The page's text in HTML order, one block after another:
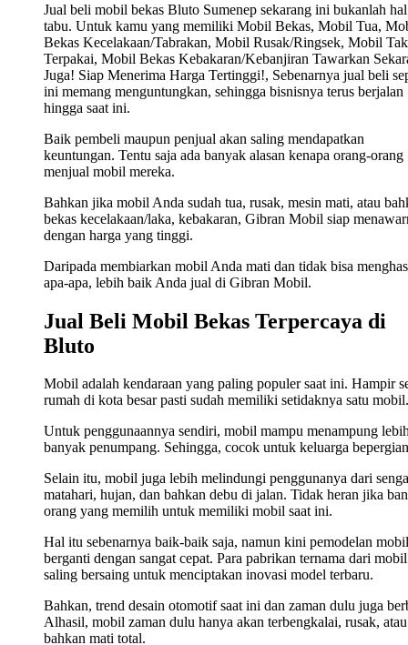
Jual beli mobil bekas Bluto Sumenep sekarang ini bukanlah hal
tabu. Untuk kamu yang memiliki Mobil Bekas, Mobil Tua,
Bekas Kecelakaan/Tabrakan, Mobil Rusak/Ringsek, Mobil Tak
Terpakai, Mobil Bekas Kebakaran/Kebanjiran Tawarkan
Juga! Siap Menerima Harga Tertinggi!, Sebenarnya jual beli
ini memang menguntungkan, sehingga bisnisnya terus berjalan
hingga saat ini.
Baik pembeli maupun penjual akan saling mendapatkan
keuntungan. Tentu saja ada banyak alasan kenapa orang-orang
menjual mobil mereka.
Bahkan jika mobil Anda sudah tua, rusak, mesin mati, atau
bekas kecelakaan/laka, kebakaran, Gibran Mobil siap
dengan harga yang tinggi.
Daripada membiarkan mobil Anda mati dan tidak bisa
apa-apa, lebih baik Anda jual di Gibran Mobil.
Jual Beli Mobil Bekas Terpercaya di
Bluto
Mobil adalah kendaraan yang paling populer saat ini. Hampir
rumah di kota besar pasti sudah memiliki setidaknya satu mobil.
Untuk penggunaannya sendiri, mobil mampu menampung
banyak penumpang. Sehingga, cocok untuk keluarga
Selain itu, mobil juga lebih melindungi penggunanya dari
matahari, hujan, dan bahkan debu di jalan. Tidak heran jika
orang yang memilih untuk memiliki mobil saat ini.
Hal itu sebenarnya baik-baik saja, namun kini pemodelan mobil
berganti dengan sangat cepat. Para pabrikan ternama dari
saling bersaing untuk menciptakan inovasi model terbaru.
Bahkan, trend desain otomotif saat ini dan zaman dulu juga
Alhasil, mobil zaman dulu hanya akan terbengkalai, rusak, atau
bahkan mati total.